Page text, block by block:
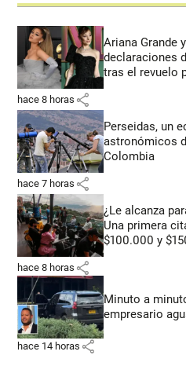
Ariana Grande
declaraciones
tras el revuelo
hace 8 horas share
Perseidas, un
astronómicos
Colombia
hace 7 horas share
¿Le alcanza
Una primera
$100.000 y
hace 8 horas share
Minuto a
empresario
hace 14 horas share